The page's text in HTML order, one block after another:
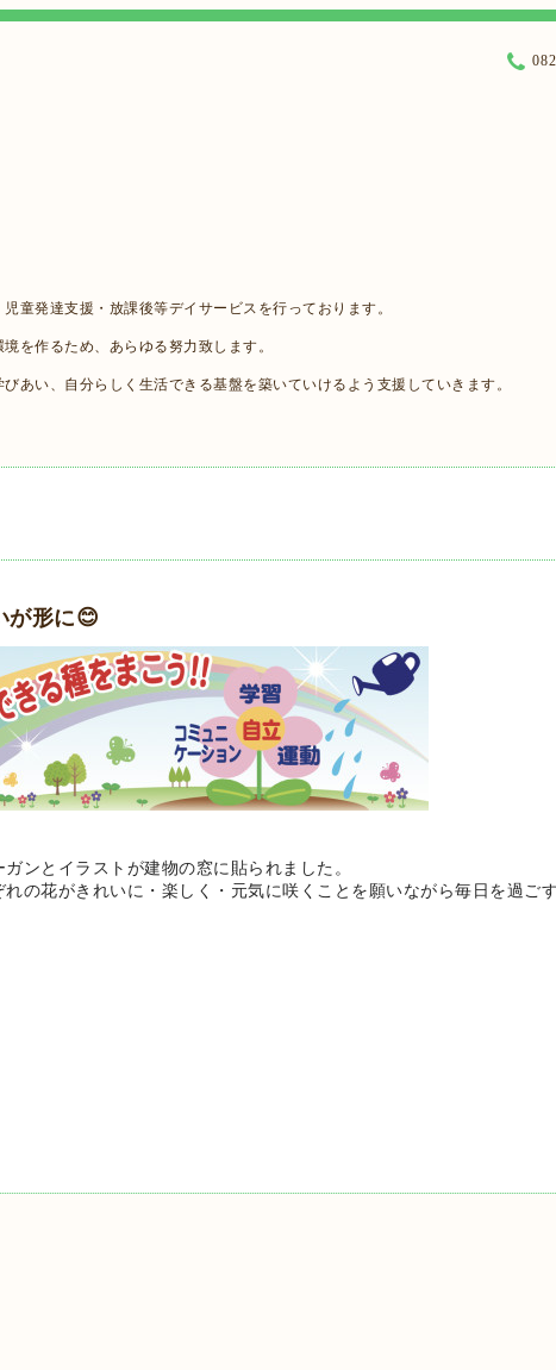
童発達支援・放課後等デイサービスを行っております。
を作るため、あらゆる努力致します。
あい、自分らしく生活できる基盤を築いていけるよう支援していきます。
が形に😊
ンとイラストが建物の窓に貼られました。
の花がきれいに・楽しく・元気に咲くことを願いながら毎日を過ご